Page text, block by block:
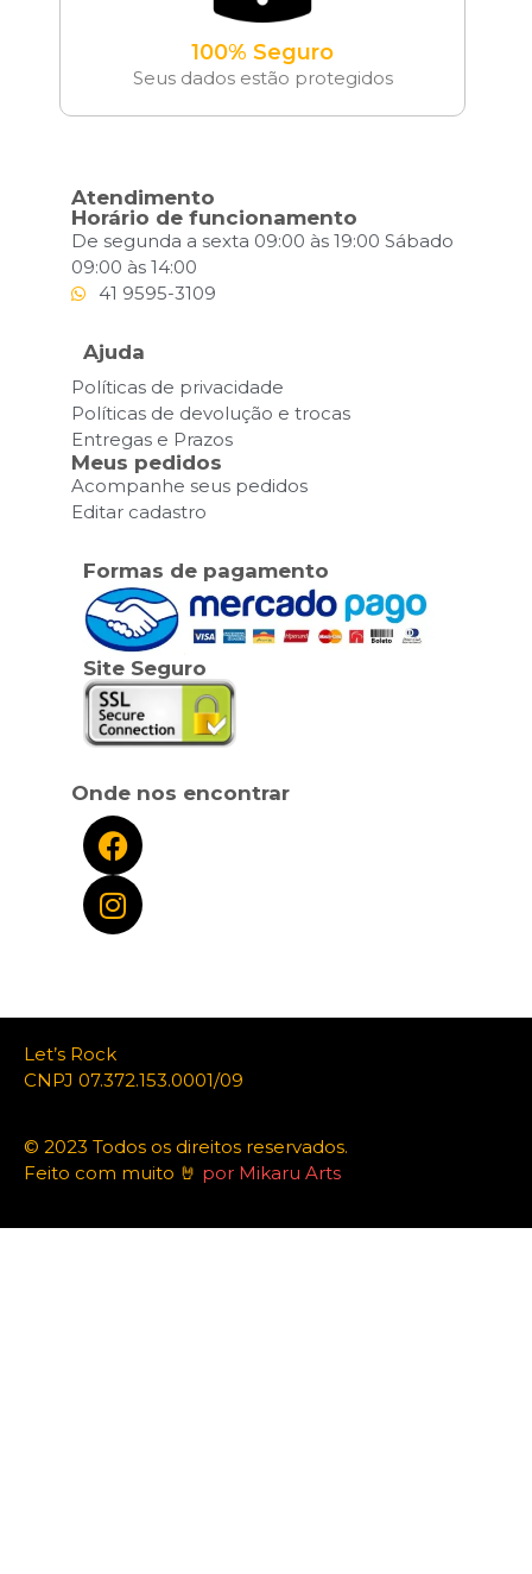
100% Seguro
Seus dados estão protegidos
Atendimento
Horário de funcionamento
De segunda a sexta 09:00 às 19:00 Sábado
09:00 às 14:00
41 9595-3109
Ajuda
Políticas de privacidade
Políticas de devolução e trocas
Entregas e Prazos
Meus pedidos
Acompanhe seus pedidos
Editar cadastro
Formas de pagamento
Site Seguro
Onde nos encontrar
Let’s Rock
CNPJ 07.372.153.0001/09
© 2023 Todos os direitos reservados.
Feito com muito 🤘 por Mikaru Arts